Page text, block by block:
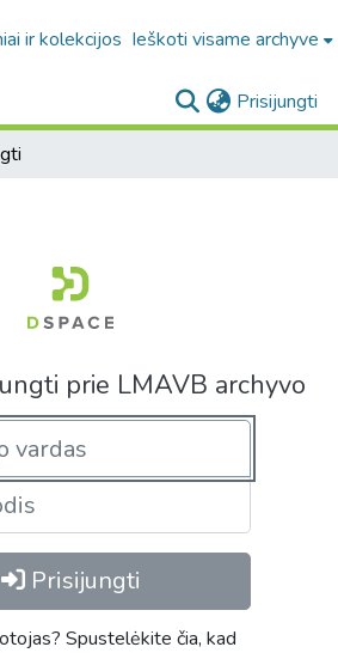
ir kolekcijos Ieškoti visame archyve
Prisijungti
prie LMAVB archyvo
Prisijungti
Spustelėkite čia, kad